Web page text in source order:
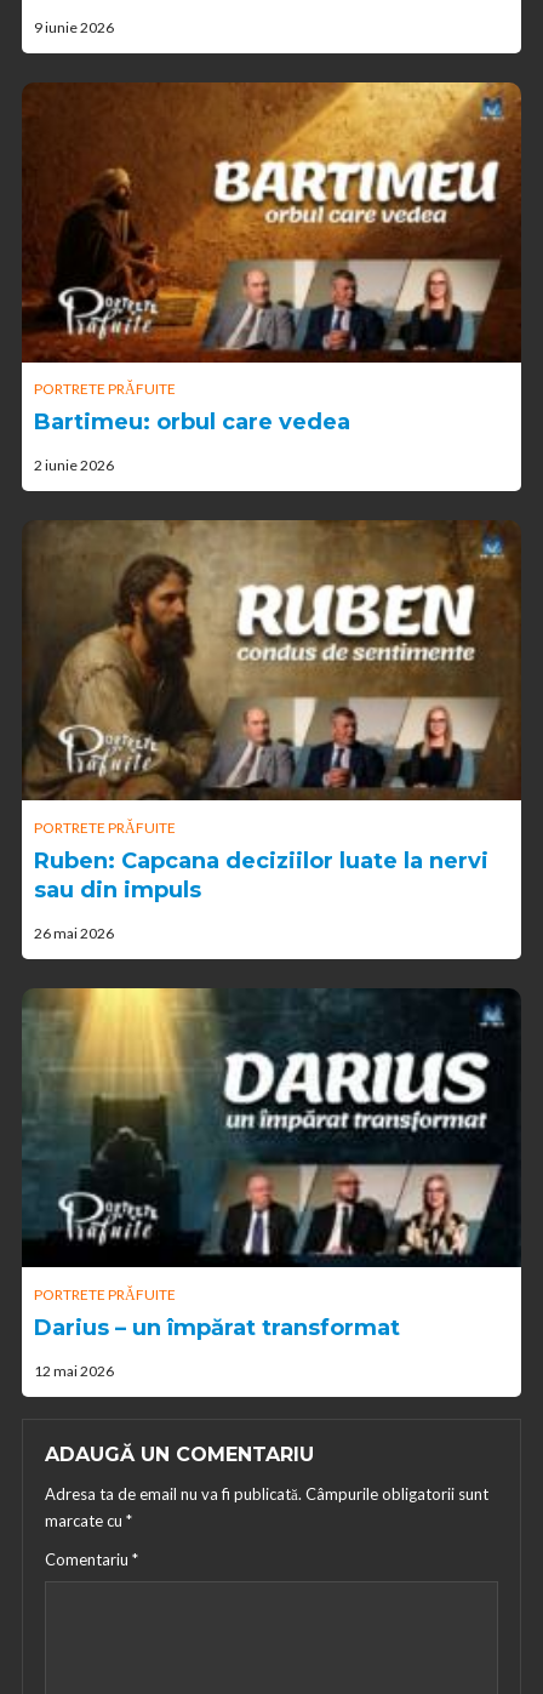
9 iunie 2026
PORTRETE PRĂFUITE
Bartimeu: orbul care vedea
2 iunie 2026
PORTRETE PRĂFUITE
Ruben: Capcana deciziilor luate la nervi
sau din impuls
26 mai 2026
PORTRETE PRĂFUITE
Darius – un împărat transformat
12 mai 2026
ADAUGĂ UN COMENTARIU
Adresa ta de email nu va fi publicată. Câmpurile obligatorii sunt
marcate cu *
Comentariu *